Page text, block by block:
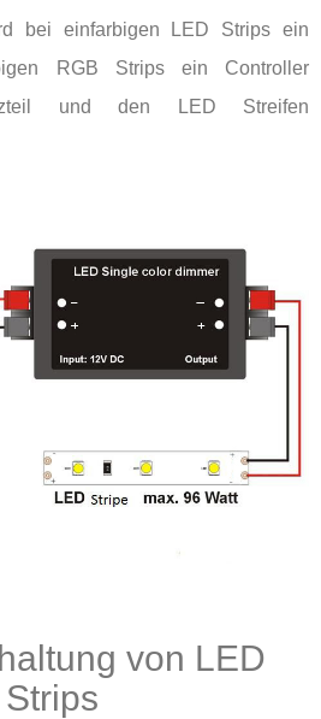
bei einfarbigen LED Strips ein
RGB Strips ein Controller
und den LED Streifen
von LED
Strips